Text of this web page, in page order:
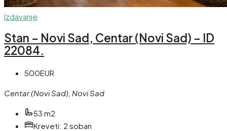
Izdavanje
Stan – Novi Sad, Centar (Novi Sad) – ID
22084.
500EUR
Centar (Novi Sad), Novi Sad
53 m2
Kreveti: 2 soban